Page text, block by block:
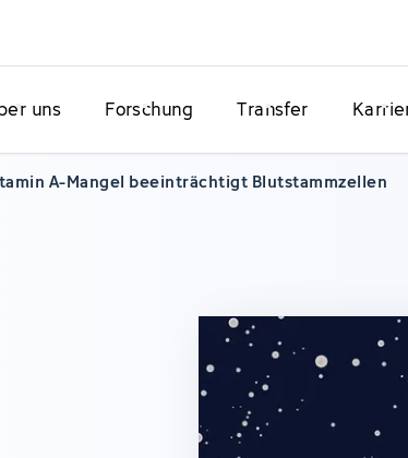
uns Forschung Transfer
A-Mangel beeinträchtigt Blutstammzellen